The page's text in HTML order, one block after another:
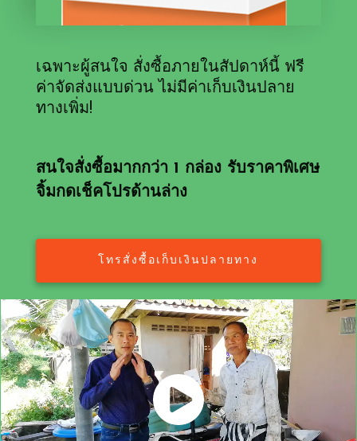
​เฉพาะผู้สนใจ สั่งซื้อภายในสัปดาห์นี้ ฟรี
ค่าจัดส่งแบบด่วน ไม่มีค่าเก็บเงินปลาย
ทางเพิ่ม!
​สนใจสั่งซื้อมากกว่า 1 กล่อง รับราคาพิเศษ
จิ้มกดเช็คโปรด้านล่าง
โทร​สั่งซื้อเก็บเงินปลายทาง